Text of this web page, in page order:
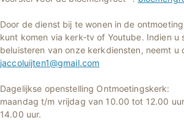
Door de dienst bij te wonen in de
kunt komen via kerk-tv of Youtube. Indien
beluisteren van onze kerkdiensten, neemt
jaccoluijten1@gmail.com
Dagelijkse openstelling Ontmoetingskerk:
maandag t/m vrijdag van 10.00 tot 12.00
14.00 uur.